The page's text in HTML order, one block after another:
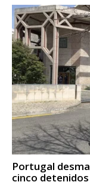
Portugal
cinco